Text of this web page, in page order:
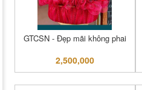
GTCSN - Đẹp mãi không phai
2,500,000